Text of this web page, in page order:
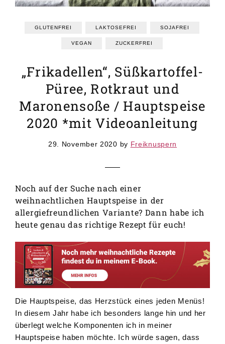
GLUTENFREI LAKTOSEFREI SOJAFREI
VEGAN ZUCKERFREI
„Frikadellen“, Süßkartoffel-
Püree, Rotkraut und
Maronensoße / Hauptspeise
2020 *mit Videoanleitung
29. November 2020 by Freiknuspern
Noch auf der Suche nach einer
weihnachtlichen Hauptspeise in der
allergiefreundlichen Variante? Dann habe ich
heute genau das richtige Rezept für euch!
Die Hauptspeise, das Herzstück eines jeden Menüs!
In diesem Jahr habe ich besonders lange hin und her
überlegt welche Komponenten ich in meiner
Hauptspeise haben möchte. Ich würde sagen, dass